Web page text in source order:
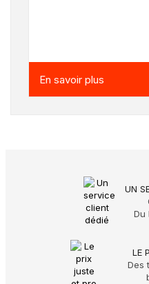
En savoir plus
UN
Du
LE
Des